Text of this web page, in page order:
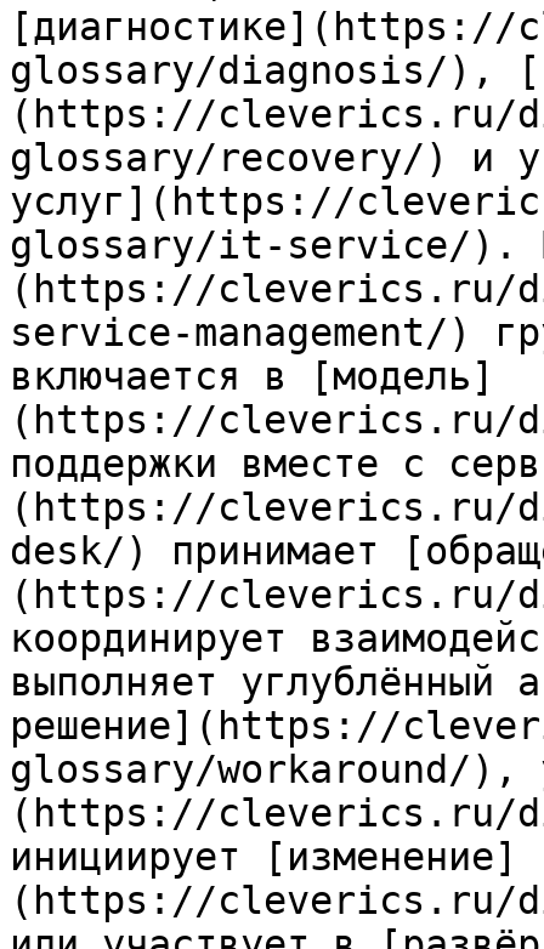
glossary/diagnosis/),
(https://cleverics.ru/
glossary/recovery/) и
услуг](https://
glossary/it-service/).
(https://cleverics.ru/
service-management/)
включается в [модель]
(https://cleverics.ru/
поддержки вместе с
(https://cleverics.ru/
desk/) принимает
(https://cleverics.ru/
координирует
выполняет углублённый
решение](https://
glossary/workaround/),
(https://cleverics.ru/
инициирует [изменение]
(https://cleverics.ru/